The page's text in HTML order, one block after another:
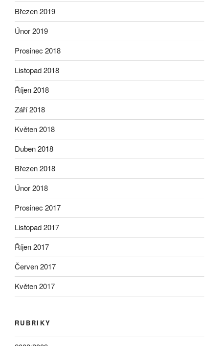
Březen 2019
Únor 2019
Prosinec 2018
Listopad 2018
Říjen 2018
Září 2018
Květen 2018
Duben 2018
Březen 2018
Únor 2018
Prosinec 2017
Listopad 2017
Říjen 2017
Červen 2017
Květen 2017
RUBRIKY